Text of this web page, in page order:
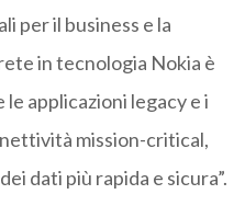
per il business e la
in tecnologia Nokia è
applicazioni legacy e i
mission-critical,
dati più rapida e sicura”.